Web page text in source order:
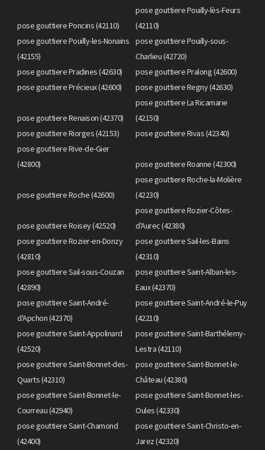
pose gouttiere Poncins (42110)
pose gouttiere Pouilly-lès-Feurs
(42110)
pose gouttiere Pouilly-les-Nonains
(42155)
pose gouttiere Pouilly-sous-
Charlieu (42720)
pose gouttiere Pradines (42630)
pose gouttiere Pralong (42600)
pose gouttiere Précieux (42600)
pose gouttiere Regny (42630)
pose gouttiere Renaison (42370)
pose gouttiere La Ricamarie
(42150)
pose gouttiere Riorges (42153)
pose gouttiere Rivas (42340)
pose gouttiere Rive-de-Gier
(42800)
pose gouttiere Roanne (42300)
pose gouttiere Roche (42600)
pose gouttiere Roche-la-Molière
(42230)
pose gouttiere Roisey (42520)
pose gouttiere Rozier-Côtes-
d'Aurec (42380)
pose gouttiere Rozier-en-Donzy
(42810)
pose gouttiere Sail-les-Bains
(42310)
pose gouttiere Sail-sous-Couzan
(42890)
pose gouttiere Saint-Alban-les-
Eaux (42370)
pose gouttiere Saint-André-
d'Apchon (42370)
pose gouttiere Saint-André-le-Puy
(42210)
pose gouttiere Saint-Appolinard
(42520)
pose gouttiere Saint-Barthélemy-
Lestra (42110)
pose gouttiere Saint-Bonnet-des-
Quarts (42310)
pose gouttiere Saint-Bonnet-le-
Château (42380)
pose gouttiere Saint-Bonnet-le-
Courreau (42940)
pose gouttiere Saint-Bonnet-les-
Oules (42330)
pose gouttiere Saint-Chamond
(42400)
pose gouttiere Saint-Christo-en-
Jarez (42320)